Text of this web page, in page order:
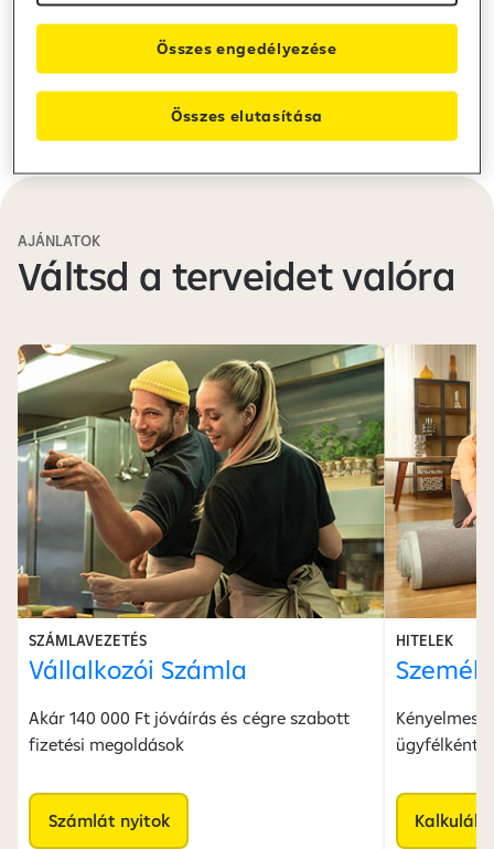
Segítség a
bankoláshoz
AJÁNLATOK
Váltsd a terveidet valóra
SZÁMLAVEZETÉS
Vállalkozói Számla
Akár 140 000 Ft jóváírás és cégre szabott
fizetési megoldások
Számlát nyitok
HITELEK
ügyfélként
Összes elutasítása
Összes engedélyezése